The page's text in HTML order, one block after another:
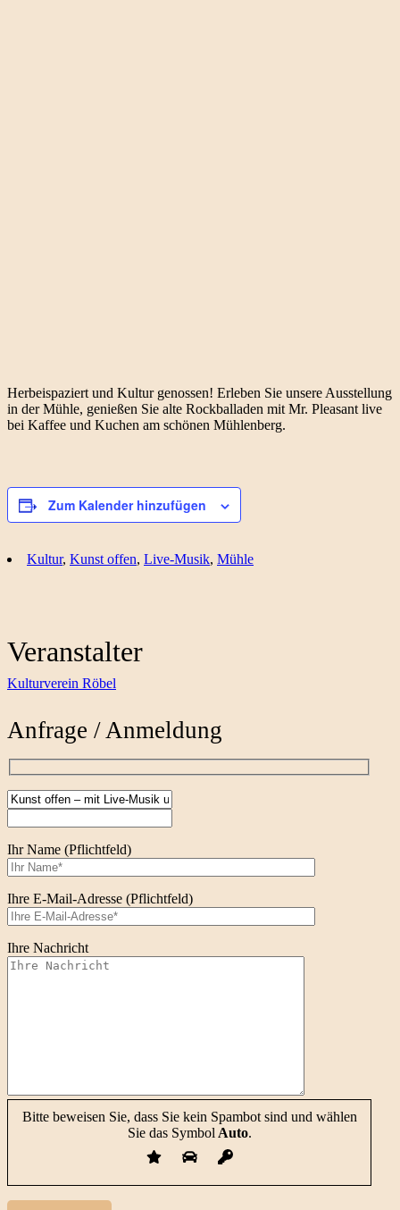
Herbeispaziert und Kultur genossen! Erleben Sie unsere Ausstellung
in der Mühle, genießen Sie alte Rockballaden mit Mr. Pleasant live
bei Kaffee und Kuchen am schönen Mühlenberg.
Zum Kalender hinzufügen
Kultur, Kunst offen, Live-Musik, Mühle
Veranstalter
Kulturverein Röbel
Anfrage / Anmeldung
Ihr Name (Pflichtfeld)
Ihre E-Mail-Adresse (Pflichtfeld)
Ihre Nachricht
Bitte beweisen Sie, dass Sie kein Spambot sind und wählen
Sie das SymbolAuto.